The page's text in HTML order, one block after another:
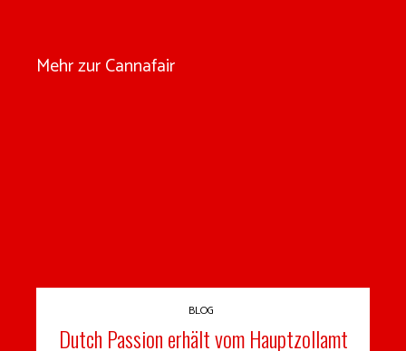
Mehr zur Cannafair
BLOG
Dutch Passion erhält vom Hauptzollamt